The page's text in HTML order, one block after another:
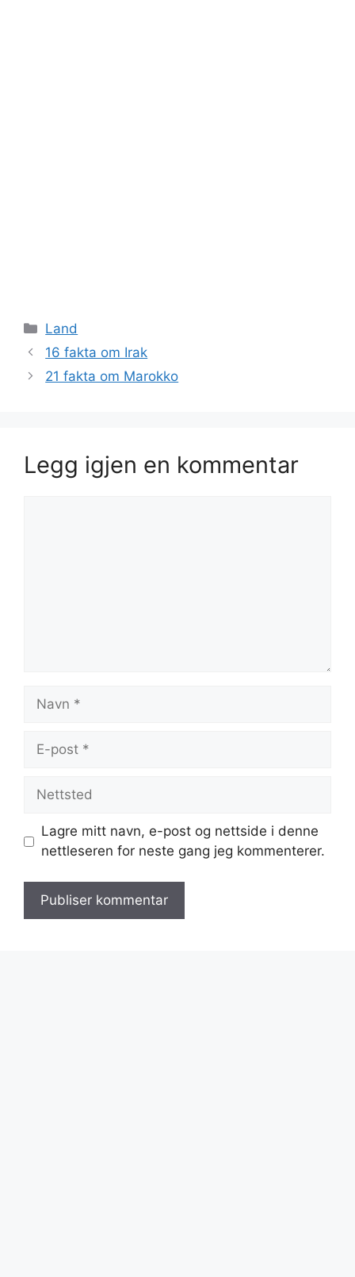
Kategorier
Land
16 fakta om Irak
21 fakta om Marokko
Legg igjen en kommentar
Navn
Nettsted
Lagre mitt navn, e-post og nettside i denne
nettleseren for neste gang jeg kommenterer.